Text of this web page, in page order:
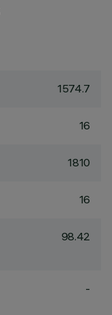
1574.7
16
1810
16
98.42
-